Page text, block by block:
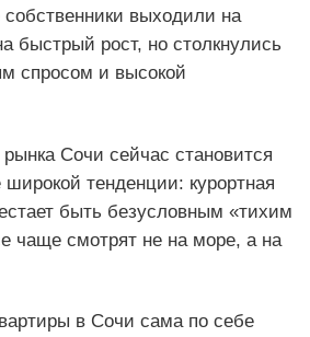
выходили на
быстрый рост, но столкнулись
спросом и высокой
Сочи сейчас становится
широкой тенденции: курортная
быть безусловным «тихим
чаще смотрят не на море, а на
в Сочи сама по себе